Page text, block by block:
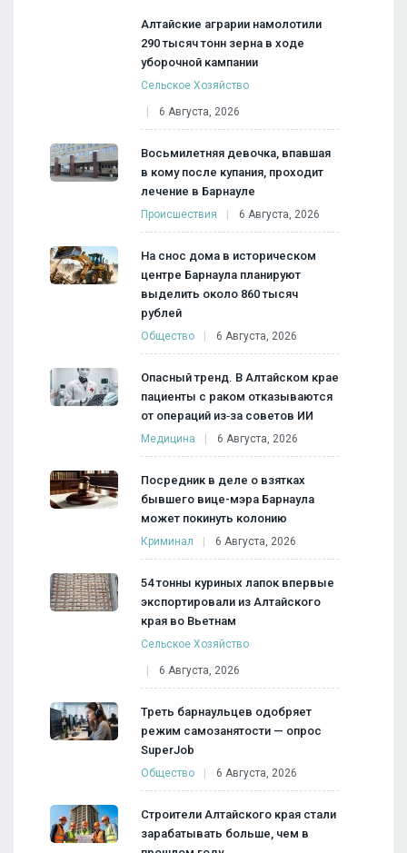
Алтайские аграрии намолотили
290 тысяч тонн зерна в ходе
уборочной кампании
Сельское Хозяйство
6 Августа, 2026
Восьмилетняя девочка, впавшая
в кому после купания, проходит
лечение в Барнауле
Происшествия 6 Августа, 2026
На снос дома в историческом
центре Барнаула планируют
выделить около 860 тысяч
рублей
Общество 6 Августа, 2026
Опасный тренд. В Алтайском крае
пациенты с раком отказываются
от операций из‑за советов ИИ
Медицина 6 Августа, 2026
Посредник в деле о взятках
бывшего вице-мэра Барнаула
может покинуть колонию
Криминал 6 Августа, 2026
54 тонны куриных лапок впервые
экспортировали из Алтайского
края во Вьетнам
Сельское Хозяйство
6 Августа, 2026
Треть барнаульцев одобряет
режим самозанятости — опрос
SuperJob
Общество 6 Августа, 2026
Строители Алтайского края стали
зарабатывать больше, чем в